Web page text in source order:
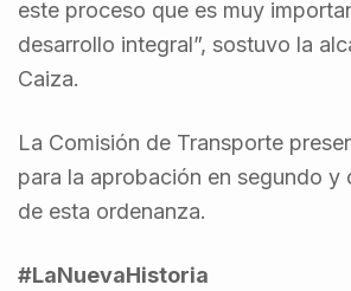
este proceso que es muy
desarrollo integral”, sostuvo la
Caiza.
La Comisión de Transporte
para la aprobación en segundo
de esta ordenanza.
#LaNuevaHistoria